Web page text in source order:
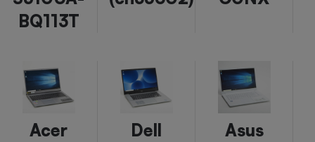
BQ113T
Acer
Dell
Asus